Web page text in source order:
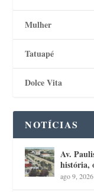
Mulher
Tatuapé
Dolce Vita
NOTÍCIAS
Av.
história,
ago 9, 2026